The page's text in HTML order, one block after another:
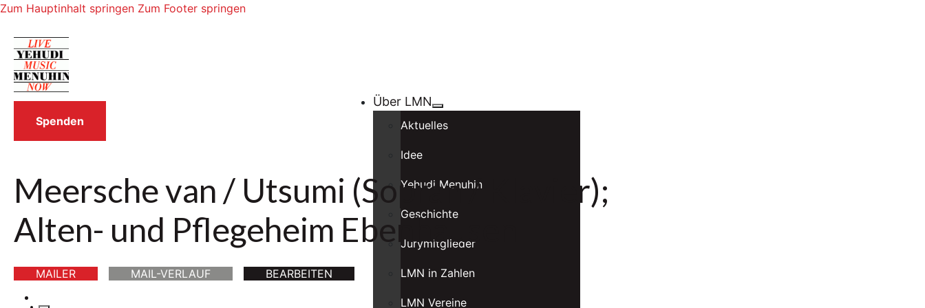
Zum Hauptinhalt springen Zum Footer springen
Über LMN
Aktuelles
Idee
Yehudi Menuhin
Geschichte
Jurymitglieder
LMN in Zahlen
LMN Vereine
Spenden
Meersche van / Utsumi (Sopran / Klavier);
Alten- und Pflegeheim Ebenhausen
MAILER MAIL-VERLAUF BEARBEITEN